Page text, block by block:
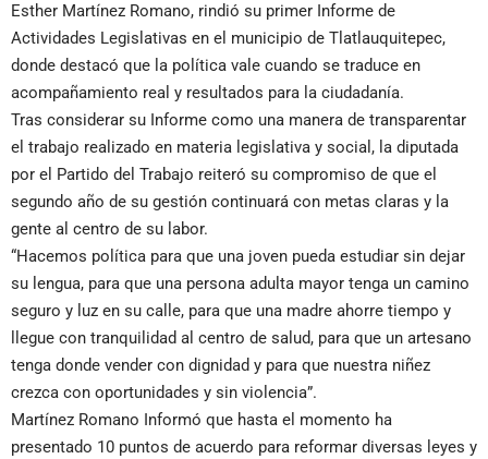
Esther Martínez Romano, rindió su primer Informe de
Actividades Legislativas en el municipio de Tlatlauquitepec,
donde destacó que la política vale cuando se traduce en
acompañamiento real y resultados para la ciudadanía.
Tras considerar su Informe como una manera de transparentar
el trabajo realizado en materia legislativa y social, la diputada
por el Partido del Trabajo reiteró su compromiso de que el
segundo año de su gestión continuará con metas claras y la
gente al centro de su labor.
“Hacemos política para que una joven pueda estudiar sin dejar
su lengua, para que una persona adulta mayor tenga un camino
seguro y luz en su calle, para que una madre ahorre tiempo y
llegue con tranquilidad al centro de salud, para que un artesano
tenga donde vender con dignidad y para que nuestra niñez
crezca con oportunidades y sin violencia”.
Martínez Romano Informó que hasta el momento ha
presentado 10 puntos de acuerdo para reformar diversas leyes y